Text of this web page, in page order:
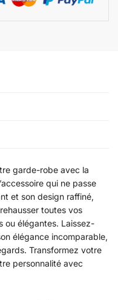
garde-robe avec la
qui ne passe
et son design raffiné,
toutes vos
ou élégantes. Laissez-
élégance incomparable,
Transformez votre
personnalité avec